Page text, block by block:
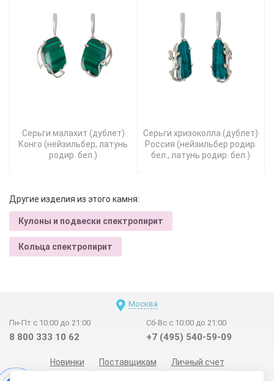
Серьги малахит (дублет)
Конго (нейзильбер, латунь
родир. бел.)
Серьги хризоколла (дублет)
Россия (нейзильбер родир.
бел., латунь родир. бел.)
Другие изделия из этого камня:
Кулоны и подвески спектропирит
Кольца спектропирит
Москва
Пн-Пт с 10:00 до 21:00
8 800 333 10 62
Сб-Вс с 10:00 до 21:00
+7 (495) 540-59-09
Новинки Поставщикам
Личный счет